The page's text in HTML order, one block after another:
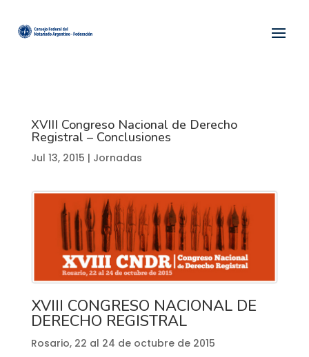
XVIII Congreso Nacional de Derecho
Registral – Conclusiones
Jul 13, 2015 | Jornadas
XVIII CONGRESO NACIONAL DE
DERECHO REGISTRAL
Rosario, 22 al 24 de octubre de 2015